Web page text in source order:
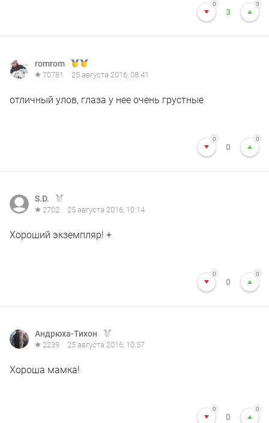
0
3
3
romrom
70781 25 августа 2016, 08:41
отличный улов, глаза у нее очень грустные
0
0
0
S.D.
2702 25 августа 2016, 10:14
Хороший экземпляр! +
0
0
0
Андрюха-Тихон
2239 25 августа 2016, 10:57
Хороша мамка!
0
0
0